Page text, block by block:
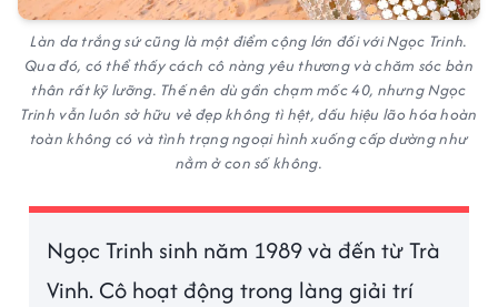
Làn da trắng sứ cũng là một điểm cộng lớn đối với Ngọc Trinh.
Qua đó, có thể thấy cách cô nàng yêu thương và chăm sóc bản
thân rất kỹ lưỡng. Thế nên dù gần chạm mốc 40, nhưng Ngọc
Trinh vẫn luôn sở hữu vẻ đẹp không tì hệt, dấu hiệu lão hóa hoàn
toàn không có và tình trạng ngoại hình xuống cấp dường như
nằm ở con số không.
Ngọc Trinh sinh năm 1989 và đến từ Trà
Vinh. Cô hoạt động trong làng giải trí